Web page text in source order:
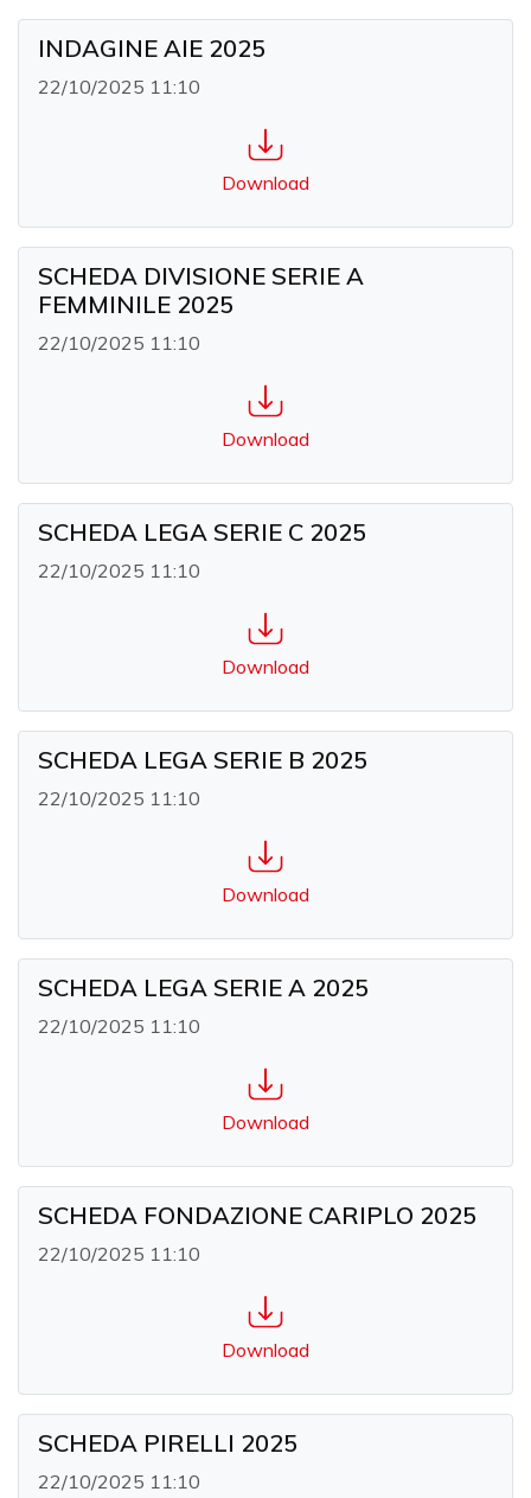
INDAGINE AIE 2025
22/10/2025 11:10
Download
SCHEDA DIVISIONE SERIE A
FEMMINILE 2025
22/10/2025 11:10
Download
SCHEDA LEGA SERIE C 2025
22/10/2025 11:10
Download
SCHEDA LEGA SERIE B 2025
22/10/2025 11:10
Download
SCHEDA LEGA SERIE A 2025
22/10/2025 11:10
Download
SCHEDA FONDAZIONE CARIPLO 2025
22/10/2025 11:10
Download
SCHEDA PIRELLI 2025
22/10/2025 11:10